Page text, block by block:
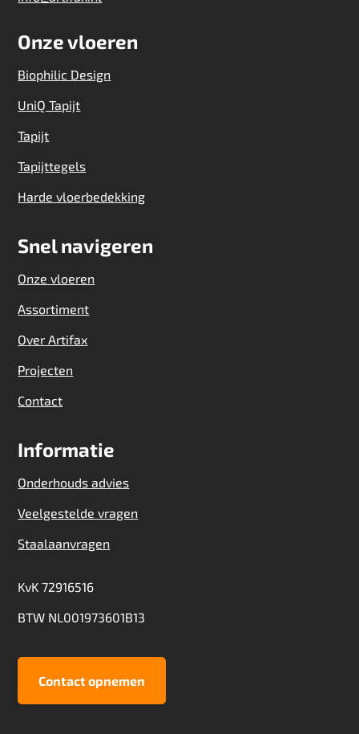
Onze vloeren
Biophilic Design
UniQ Tapijt
Tapijt
Tapijttegels
Harde vloerbedekking
Snel navigeren
Onze vloeren
Assortiment
Over Artifax
Projecten
Contact
Informatie
Onderhouds advies
Veelgestelde vragen
Staalaanvragen
KvK 72916516
BTW NL001973601B13
Contact opnemen